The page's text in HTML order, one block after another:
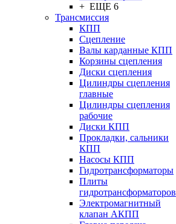
+ ЕЩЕ 6
Трансмиссия
КПП
Сцепление
Валы карданные КПП
Корзины сцепления
Диски сцепления
Цилиндры сцепления
главные
Цилиндры сцепления
рабочие
Диски КПП
Прокладки, сальники
КПП
Насосы КПП
Гидротрансформаторы
Плиты
гидротрансформаторов
Электромагнитный
клапан АКПП